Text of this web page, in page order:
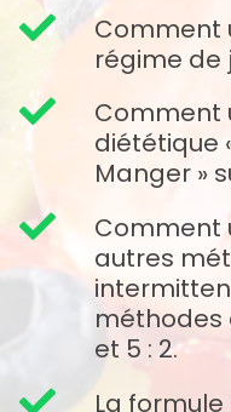
Comment
régime de
Comment
diététique
Manger »
Comment
autres
méthodes
et 5 : 2.
La